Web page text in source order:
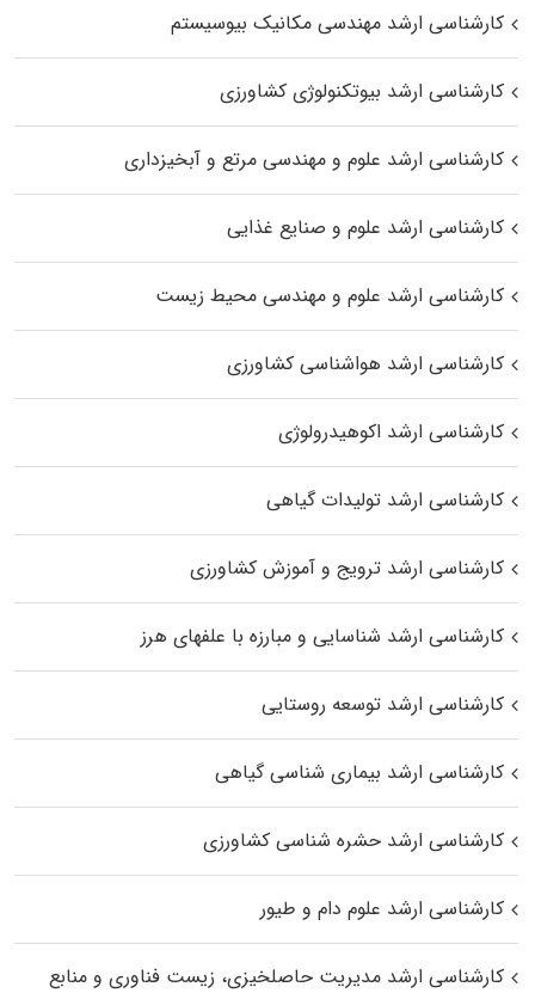
کارشناسی ارشد مهندسی مکانیک بیوسیستم
کارشناسی ارشد بیوتکنولوژی کشاورزی
کارشناسی ارشد علوم و مهندسی مرتع و آبخیزداری
کارشناسی ارشد علوم و صنایع غذایی
کارشناسی ارشد علوم و مهندسی محیط زیست
کارشناسی ارشد هواشناسی کشاورزی
کارشناسی ارشد اکوهیدرولوژی
کارشناسی ارشد تولیدات گیاهی
کارشناسی ارشد ترویج و آموزش کشاورزی
کارشناسی ارشد شناسایی و مبارزه با علفهای هرز
کارشناسی ارشد توسعه روستایی
کارشناسی ارشد بیماری‌ شناسی گیاهی
کارشناسی ارشد حشره‌ شناسی کشاورزی
کارشناسی ارشد علوم دام و طیور
کارشناسی ارشد مدیریت حاصلخیزی، زیست فناوری و منابع